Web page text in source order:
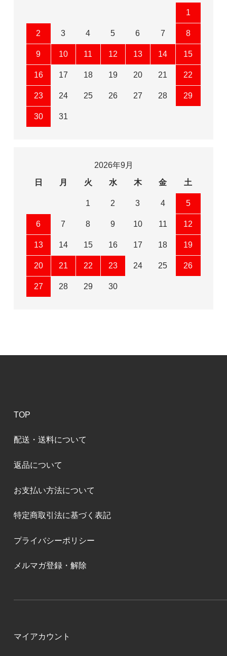
1
2 3 4 5 6 7 8
9 10 11 12 13 14 15
16 17 18 19 20 21 22
23 24 25 26 27 28 29
30 31
2026年9月
日
月 火 水 木 金 土
1 2 3 4 5
6 7 8 9 10 11 12
13 14 15 16 17 18 19
20 21 22 23 24 25 26
27 28 29 30
TOP
配送・送料について
返品について
お支払い方法について
特定商取引法に基づく表記
プライバシーポリシー
メルマガ登録・解除
マイアカウント